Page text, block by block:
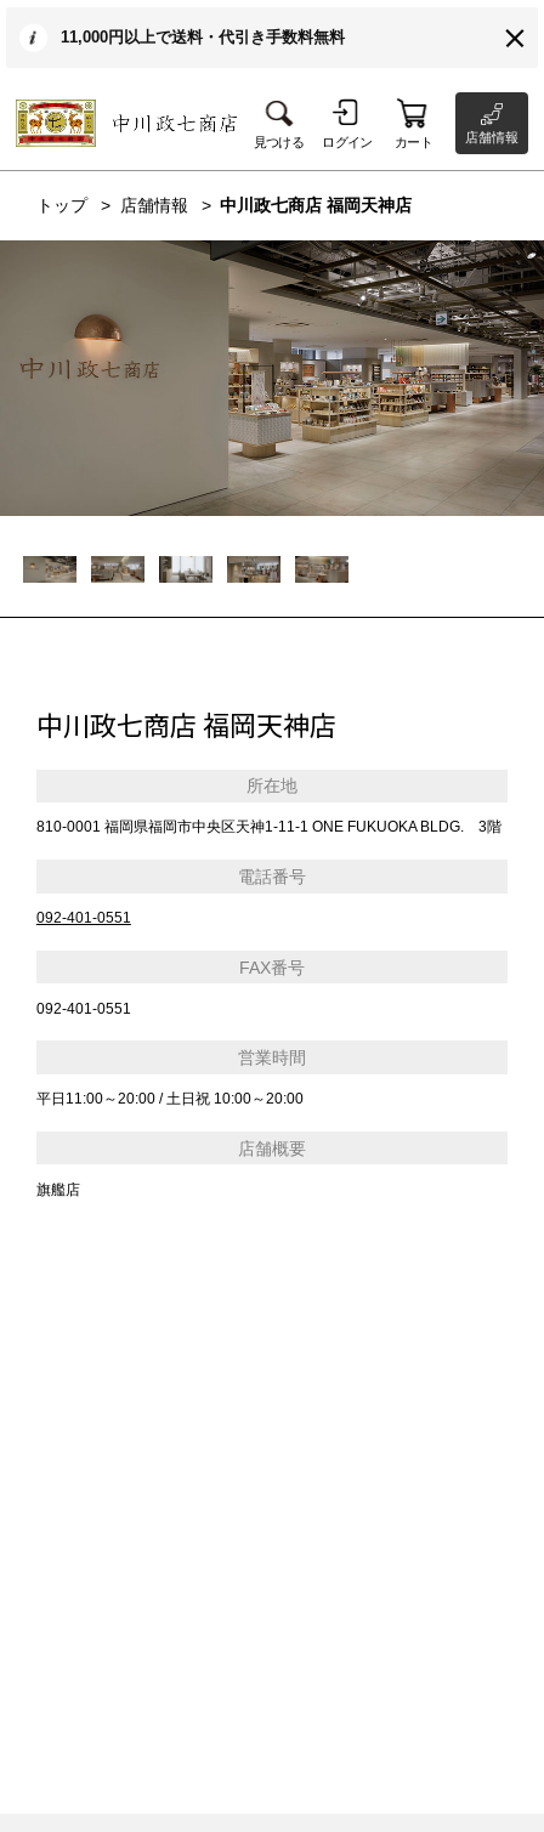
11,000円以上で送料・代引き手数料無料
見つける ログイン カート 店舗情報
トップ 店舗情報 中川政七商店 福岡天神店
中川政七商店 福岡天神店
所在地
810-0001 福岡県福岡市中央区天神1-11-1 ONE FUKUOKA BLDG. 3階
電話番号
092-401-0551
FAX番号
092-401-0551
営業時間
平日11:00～20:00 / 土日祝 10:00～20:00
店舗概要
旗艦店